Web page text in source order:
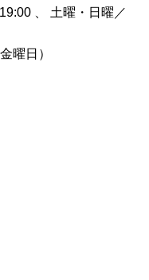
、 土曜・日曜／
曜日）